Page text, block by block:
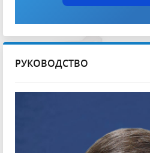
РУКОВОДСТВО